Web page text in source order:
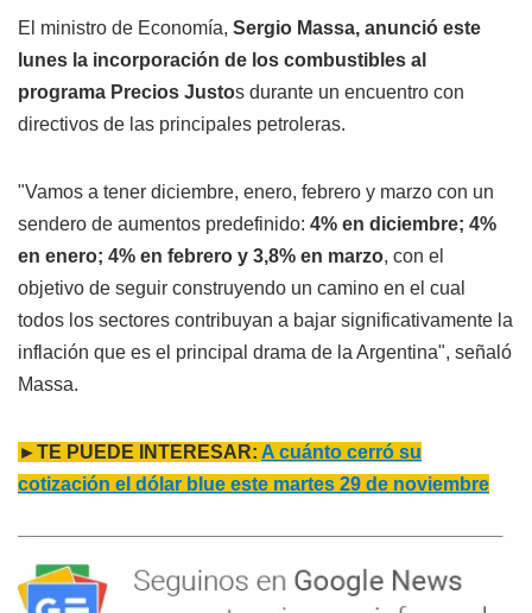
El ministro de Economía, Sergio Massa, anunció este
lunes la incorporación de los combustibles al
programa Precios Justos durante un encuentro con
directivos de las principales petroleras.
"Vamos a tener diciembre, enero, febrero y marzo con un
sendero de aumentos predefinido: 4% en diciembre; 4%
en enero; 4% en febrero y 3,8% en marzo, con el
objetivo de seguir construyendo un camino en el cual
todos los sectores contribuyan a bajar significativamente la
inflación que es el principal drama de la Argentina", señaló
Massa.
►TE PUEDE INTERESAR: A cuánto cerró su
cotización el dólar blue este martes 29 de noviembre